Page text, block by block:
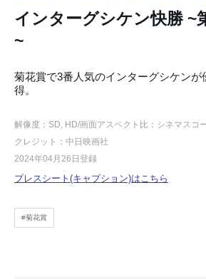
インターグシケン快勝 ~
~
菊花賞で3番人気のインターグシケンが
得。
解像度：SD, HD/画面アスペクト比：シネマスコ
クレジット：中日映画社
2024年04月26日登録
プレスシート(キャプション)はこちら
#菊花賞